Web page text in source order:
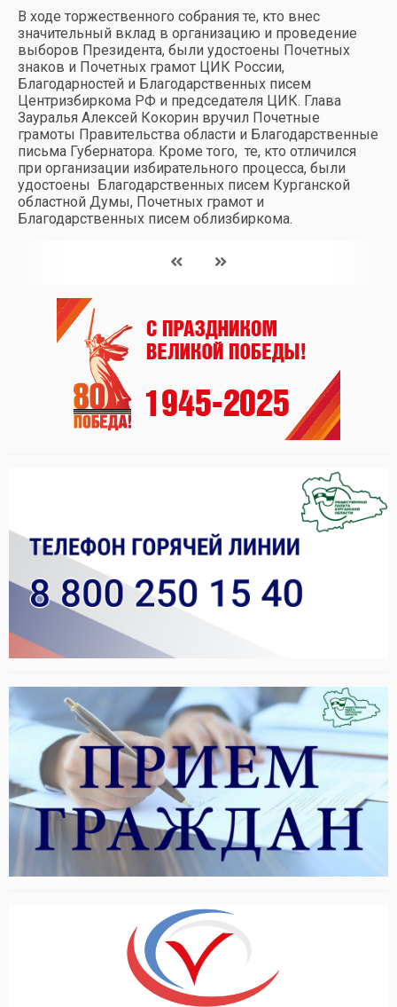
В ходе торжественного собрания те, кто внес
значительный вклад в организацию и проведение
выборов Президента, были удостоены Почетных
знаков и Почетных грамот ЦИК России,
Благодарностей и Благодарственных писем
Центризбиркома РФ и председателя ЦИК. Глава
Зауралья Алексей Кокорин вручил Почетные
грамоты Правительства области и Благодарственные
письма Губернатора. Кроме того, те, кто отличился
при организации избирательного процесса, были
удостоены Благодарственных писем Курганской
областной Думы, Почетных грамот и
Благодарственных писем облизбиркома.